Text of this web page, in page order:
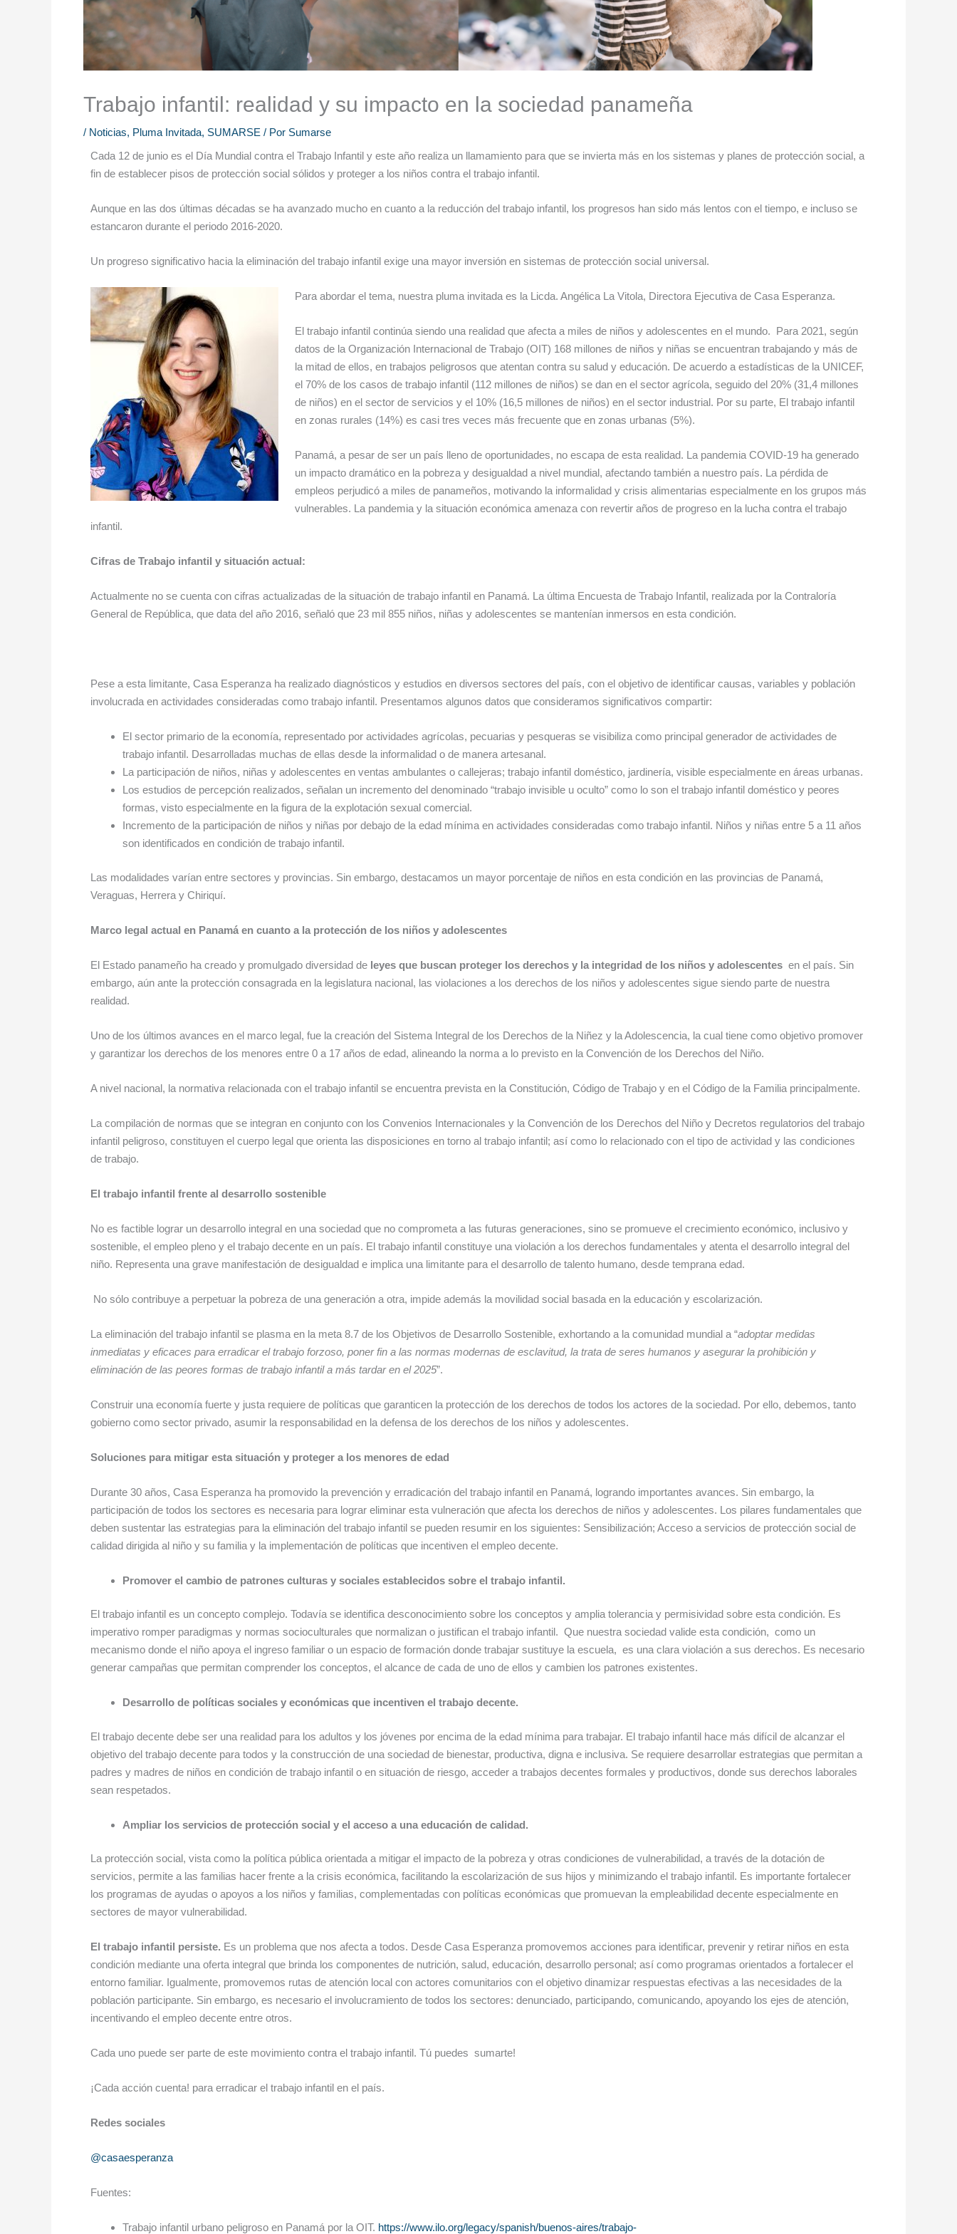
Trabajo infantil: realidad y su impacto en la sociedad panameña
/ Noticias, Pluma Invitada, SUMARSE / Por Sumarse
Cada 12 de junio es el Día Mundial contra el Trabajo Infantil y este año realiza un llamamiento para que se invierta más en los sistemas y planes de protección social, a
fin de establecer pisos de protección social sólidos y proteger a los niños contra el trabajo infantil.
Aunque en las dos últimas décadas se ha avanzado mucho en cuanto a la reducción del trabajo infantil, los progresos han sido más lentos con el tiempo, e incluso se
estancaron durante el periodo 2016-2020.
Un progreso significativo hacia la eliminación del trabajo infantil exige una mayor inversión en sistemas de protección social universal.
Para abordar el tema, nuestra pluma invitada es la Licda. Angélica La Vitola, Directora Ejecutiva de Casa Esperanza.
El trabajo infantil continúa siendo una realidad que afecta a miles de niños y adolescentes en el mundo. Para 2021, según
datos de la Organización Internacional de Trabajo (OIT) 168 millones de niños y niñas se encuentran trabajando y más de
la mitad de ellos, en trabajos peligrosos que atentan contra su salud y educación. De acuerdo a estadísticas de la UNICEF,
el 70% de los casos de trabajo infantil (112 millones de niños) se dan en el sector agrícola, seguido del 20% (31,4 millones
de niños) en el sector de servicios y el 10% (16,5 millones de niños) en el sector industrial. Por su parte, El trabajo infantil
en zonas rurales (14%) es casi tres veces más frecuente que en zonas urbanas (5%).
Panamá, a pesar de ser un país lleno de oportunidades, no escapa de esta realidad. La pandemia COVID-19 ha generado
un impacto dramático en la pobreza y desigualdad a nivel mundial, afectando también a nuestro país. La pérdida de
empleos perjudicó a miles de panameños, motivando la informalidad y crisis alimentarias especialmente en los grupos más
vulnerables. La pandemia y la situación económica amenaza con revertir años de progreso en la lucha contra el trabajo
infantil.
Cifras de Trabajo infantil y situación actual:
Actualmente no se cuenta con cifras actualizadas de la situación de trabajo infantil en Panamá. La última Encuesta de Trabajo Infantil, realizada por la Contraloría
General de República, que data del año 2016, señaló que 23 mil 855 niños, niñas y adolescentes se mantenían inmersos en esta condición.
Pese a esta limitante, Casa Esperanza ha realizado diagnósticos y estudios en diversos sectores del país, con el objetivo de identificar causas, variables y población
involucrada en actividades consideradas como trabajo infantil. Presentamos algunos datos que consideramos significativos compartir:
El sector primario de la economía, representado por actividades agrícolas, pecuarias y pesqueras se visibiliza como principal generador de actividades de
trabajo infantil. Desarrolladas muchas de ellas desde la informalidad o de manera artesanal.
La participación de niños, niñas y adolescentes en ventas ambulantes o callejeras; trabajo infantil doméstico, jardinería, visible especialmente en áreas urbanas.
Los estudios de percepción realizados, señalan un incremento del denominado “trabajo invisible u oculto” como lo son el trabajo infantil doméstico y peores
formas, visto especialmente en la figura de la explotación sexual comercial.
Incremento de la participación de niños y niñas por debajo de la edad mínima en actividades consideradas como trabajo infantil. Niños y niñas entre 5 a 11 años
son identificados en condición de trabajo infantil.
Las modalidades varían entre sectores y provincias. Sin embargo, destacamos un mayor porcentaje de niños en esta condición en las provincias de Panamá,
Veraguas, Herrera y Chiriquí.
Marco legal actual en Panamá en cuanto a la protección de los niños y adolescentes
El Estado panameño ha creado y promulgado diversidad de leyes que buscan proteger los derechos y la integridad de los niños y adolescentes en el país. Sin
embargo, aún ante la protección consagrada en la legislatura nacional, las violaciones a los derechos de los niños y adolescentes sigue siendo parte de nuestra
realidad.
Uno de los últimos avances en el marco legal, fue la creación del Sistema Integral de los Derechos de la Niñez y la Adolescencia, la cual tiene como objetivo promover
y garantizar los derechos de los menores entre 0 a 17 años de edad, alineando la norma a lo previsto en la Convención de los Derechos del Niño.
A nivel nacional, la normativa relacionada con el trabajo infantil se encuentra prevista en la Constitución, Código de Trabajo y en el Código de la Familia principalmente.
La compilación de normas que se integran en conjunto con los Convenios Internacionales y la Convención de los Derechos del Niño y Decretos regulatorios del trabajo
infantil peligroso, constituyen el cuerpo legal que orienta las disposiciones en torno al trabajo infantil; así como lo relacionado con el tipo de actividad y las condiciones
de trabajo.
El trabajo infantil frente al desarrollo sostenible
No es factible lograr un desarrollo integral en una sociedad que no comprometa a las futuras generaciones, sino se promueve el crecimiento económico, inclusivo y
sostenible, el empleo pleno y el trabajo decente en un país. El trabajo infantil constituye una violación a los derechos fundamentales y atenta el desarrollo integral del
niño. Representa una grave manifestación de desigualdad e implica una limitante para el desarrollo de talento humano, desde temprana edad.
No sólo contribuye a perpetuar la pobreza de una generación a otra, impide además la movilidad social basada en la educación y escolarización.
La eliminación del trabajo infantil se plasma en la meta 8.7 de los Objetivos de Desarrollo Sostenible, exhortando a la comunidad mundial a “adoptar medidas
inmediatas y eficaces para erradicar el trabajo forzoso, poner fin a las normas modernas de esclavitud, la trata de seres humanos y asegurar la prohibición y
eliminación de las peores formas de trabajo infantil a más tardar en el 2025”.
Construir una economía fuerte y justa requiere de políticas que garanticen la protección de los derechos de todos los actores de la sociedad. Por ello, debemos, tanto
gobierno como sector privado, asumir la responsabilidad en la defensa de los derechos de los niños y adolescentes.
Soluciones para mitigar esta situación y proteger a los menores de edad
Durante 30 años, Casa Esperanza ha promovido la prevención y erradicación del trabajo infantil en Panamá, logrando importantes avances. Sin embargo, la
participación de todos los sectores es necesaria para lograr eliminar esta vulneración que afecta los derechos de niños y adolescentes. Los pilares fundamentales que
deben sustentar las estrategias para la eliminación del trabajo infantil se pueden resumir en los siguientes: Sensibilización; Acceso a servicios de protección social de
calidad dirigida al niño y su familia y la implementación de políticas que incentiven el empleo decente.
Promover el cambio de patrones culturas y sociales establecidos sobre el trabajo infantil.
El trabajo infantil es un concepto complejo. Todavía se identifica desconocimiento sobre los conceptos y amplia tolerancia y permisividad sobre esta condición. Es
imperativo romper paradigmas y normas socioculturales que normalizan o justifican el trabajo infantil. Que nuestra sociedad valide esta condición, como un
mecanismo donde el niño apoya el ingreso familiar o un espacio de formación donde trabajar sustituye la escuela, es una clara violación a sus derechos. Es necesario
generar campañas que permitan comprender los conceptos, el alcance de cada de uno de ellos y cambien los patrones existentes.
Desarrollo de políticas sociales y económicas que incentiven el trabajo decente.
El trabajo decente debe ser una realidad para los adultos y los jóvenes por encima de la edad mínima para trabajar. El trabajo infantil hace más difícil de alcanzar el
objetivo del trabajo decente para todos y la construcción de una sociedad de bienestar, productiva, digna e inclusiva. Se requiere desarrollar estrategias que permitan a
padres y madres de niños en condición de trabajo infantil o en situación de riesgo, acceder a trabajos decentes formales y productivos, donde sus derechos laborales
sean respetados.
Ampliar los servicios de protección social y el acceso a una educación de calidad.
La protección social, vista como la política pública orientada a mitigar el impacto de la pobreza y otras condiciones de vulnerabilidad, a través de la dotación de
servicios, permite a las familias hacer frente a la crisis económica, facilitando la escolarización de sus hijos y minimizando el trabajo infantil. Es importante fortalecer
los programas de ayudas o apoyos a los niños y familias, complementadas con políticas económicas que promuevan la empleabilidad decente especialmente en
sectores de mayor vulnerabilidad.
El trabajo infantil persiste. Es un problema que nos afecta a todos. Desde Casa Esperanza promovemos acciones para identificar, prevenir y retirar niños en esta
condición mediante una oferta integral que brinda los componentes de nutrición, salud, educación, desarrollo personal; así como programas orientados a fortalecer el
entorno familiar. Igualmente, promovemos rutas de atención local con actores comunitarios con el objetivo dinamizar respuestas efectivas a las necesidades de la
población participante. Sin embargo, es necesario el involucramiento de todos los sectores: denunciado, participando, comunicando, apoyando los ejes de atención,
incentivando el empleo decente entre otros.
Cada uno puede ser parte de este movimiento contra el trabajo infantil. Tú puedes sumarte!
¡Cada acción cuenta! para erradicar el trabajo infantil en el país.
Redes sociales
@casaesperanza
Fuentes:
Trabajo infantil urbano peligroso en Panamá por la OIT. https://www.ilo.org/legacy/spanish/buenos-aires/trabajo-